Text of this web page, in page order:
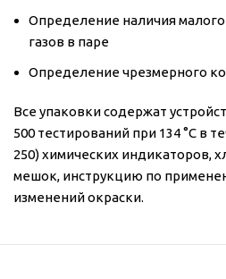
Определение наличия
газов в паре
Определение чрезмерного
Все упаковки содержат
500 тестирований при 134 °C в
250) химических индикаторов,
мешок, инструкцию по
изменений окраски.